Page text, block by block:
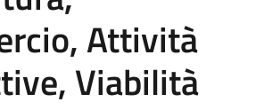
Attività
Viabilità